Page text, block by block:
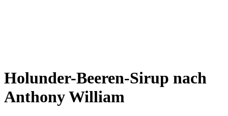
Holunder-Beeren-Sirup nach
Anthony William